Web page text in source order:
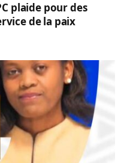
plaide pour des
de la paix